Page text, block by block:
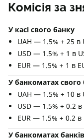
Комісія за
У касі свого банку
UAH — 1.5% + 25 в
USD — 1.5% + 1 в
EUR — 1.5% + 1 в
У банкоматах свого
UAH — 1.5% + 10 в
USD — 1.5% + 0.2 в
EUR — 1.5% + 0.2 в
У банкоматах